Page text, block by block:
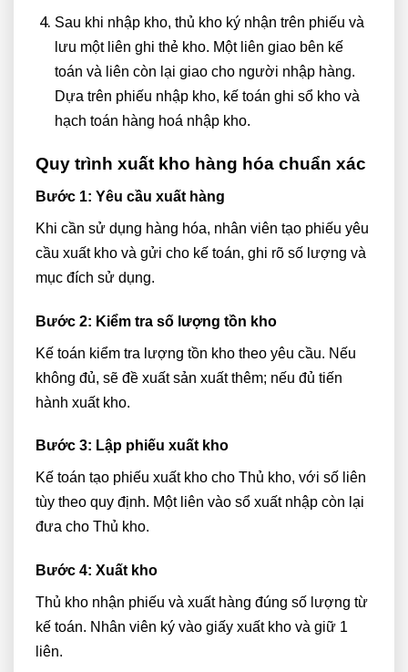
Sau khi nhập kho, thủ kho ký nhận trên phiếu và
lưu một liên ghi thẻ kho. Một liên giao bên kế
toán và liên còn lại giao cho người nhập hàng.
Dựa trên phiếu nhập kho, kế toán ghi sổ kho và
hạch toán hàng hoá nhập kho.
Quy trình xuất kho hàng hóa chuẩn xác
Bước 1: Yêu cầu xuất hàng
Khi cần sử dụng hàng hóa, nhân viên tạo phiếu yêu
cầu xuất kho và gửi cho kế toán, ghi rõ số lượng và
mục đích sử dụng.
Bước 2: Kiểm tra số lượng tồn kho
Kế toán kiểm tra lượng tồn kho theo yêu cầu. Nếu
không đủ, sẽ đề xuất sản xuất thêm; nếu đủ tiến
hành xuất kho.
Bước 3: Lập phiếu xuất kho
Kế toán tạo phiếu xuất kho cho Thủ kho, với số liên
tùy theo quy định. Một liên vào sổ xuất nhập còn lại
đưa cho Thủ kho.
Bước 4: Xuất kho
Thủ kho nhận phiếu và xuất hàng đúng số lượng từ
kế toán. Nhân viên ký vào giấy xuất kho và giữ 1
liên.